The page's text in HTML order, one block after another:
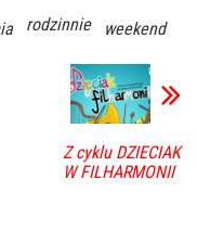
rodzinnie weekend
Z cyklu DZIECIAK
W FILHARMONII